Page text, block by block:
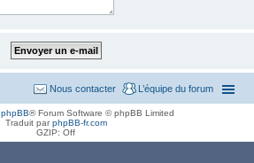
L’équipe du forum
Nous contacter
phpBB® Forum Software © phpBB Limited
Traduit parphpBB-fr.com
GZIP: Off